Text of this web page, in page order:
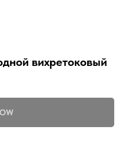
вихретоковый